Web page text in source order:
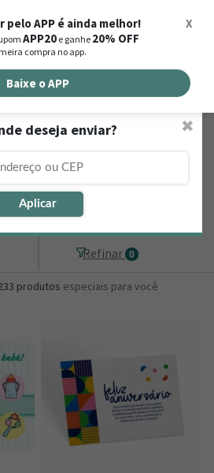
pelo APP é ainda melhor!
APP20 e ganhe 20% OFF
compra no app.
X
Baixe o APP
deseja enviar?
Aplicar
✖
Presentes em Acreúna -
online em Acreúna - GO? Então,
Refinar 0
produtos especiais para você